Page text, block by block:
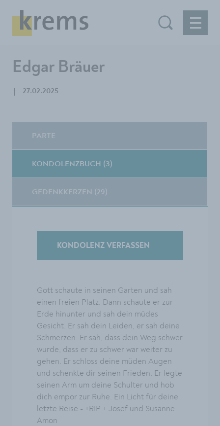
Edgar Bräuer
† 27.02.2025
PARTE
KONDOLENZBUCH (3)
GEDENKKERZEN (29)
KONDOLENZ VERFASSEN
Gott schaute in seinen Garten und sah
einen freien Platz. Dann schaute er zur
Erde hinunter und sah dein müdes
Gesicht. Er sah dein Leiden, er sah deine
Schmerzen. Er sah, dass dein Weg schwer
wurde, dass er zu schwer war weiter zu
gehen. Er schloss deine müden Augen
und schenkte dir seinen Frieden. Er legte
seinen Arm um deine Schulter und hob
dich empor zur Ruhe. Ein Licht für deine
letzte Reise - +RIP + Josef und Susanne
Amon